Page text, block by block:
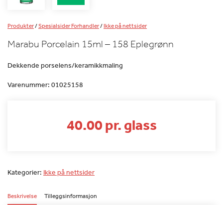
Produkter/Spesialsider Forhandler/Ikke på nettsider
Marabu Porcelain 15ml – 158 Eplegrønn
Dekkende porselens/keramikkmaling
Varenummer: 01025158
40.00 pr. glass
Kategorier: Ikke på nettsider
Beskrivelse Tilleggsinformasjon